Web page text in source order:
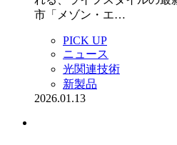
市「メゾン・エ…
PICK UP
ニュース
光関連技術
新製品
2026.01.13